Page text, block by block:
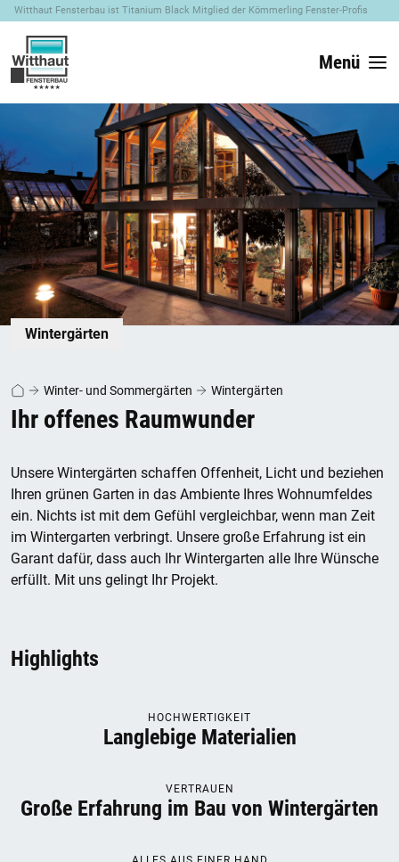
Witthaut Fensterbau ist Titanium Black Mitglied der Kömmerling Fenster-Profis
Menü
Wintergärten
Winter- und Sommergärten Wintergärten
Ihr offenes Raumwunder
Unsere Wintergärten schaffen Offenheit, Licht und beziehen
Ihren grünen Garten in das Ambiente Ihres Wohnumfeldes
ein. Nichts ist mit dem Gefühl vergleichbar, wenn man Zeit
im Wintergarten verbringt. Unsere große Erfahrung ist ein
Garant dafür, dass auch Ihr Wintergarten alle Ihre Wünsche
erfüllt. Mit uns gelingt Ihr Projekt.
Highlights
HOCHWERTIGKEIT
Langlebige Materialien
VERTRAUEN
Große Erfahrung im Bau von Wintergärten